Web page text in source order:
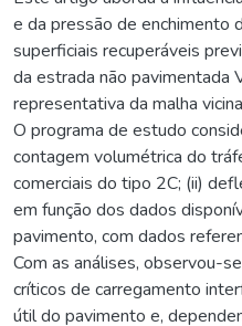
e da pressão de enchimento
superficiais recuperáveis
da estrada não pavimentada
representativa da malha
O programa de estudo
contagem volumétrica do
comerciais do tipo 2C; (ii)
em função dos dados
pavimento, com dados
Com as análises, observou-
críticos de carregamento
útil do pavimento e,